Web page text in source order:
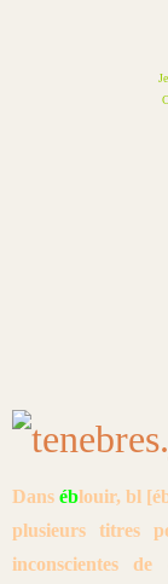
Danséblouir, bl
plusieurstitres
inconscientes de